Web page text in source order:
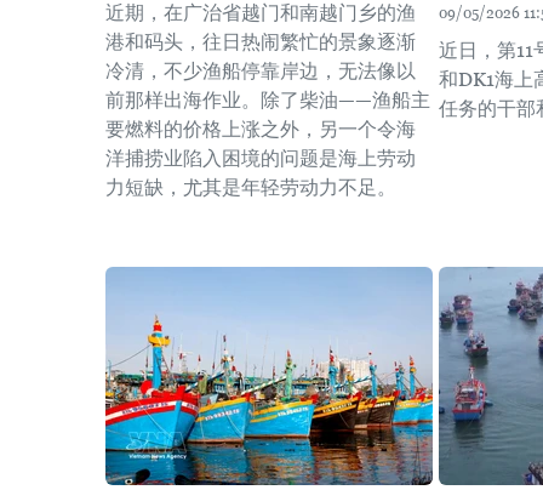
近期，在广治省越门和南越门乡的渔
港和码头，往日热闹繁忙的景象逐渐
冷清，不少渔船停靠岸边，无法像以
前那样出海作业。除了柴油——渔船主
要燃料的价格上涨之外，另一个令海
洋捕捞业陷入困境的问题是海上劳动
力短缺，尤其是年轻劳动力不足。
09/05/2026
近日，第11
和DK1海上
任务的干部